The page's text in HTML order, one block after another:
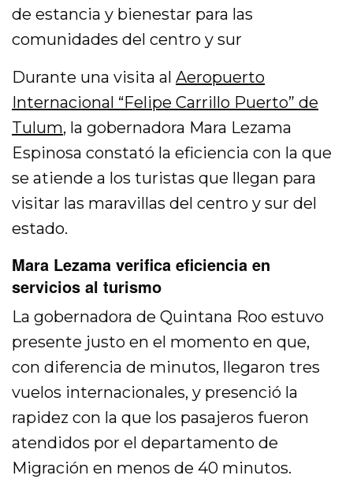
de estancia y bienestar para las
comunidades del centro y sur
Durante una visita alAeropuerto
Internacional “Felipe Carrillo Puerto” de
Tulum, la gobernadora Mara Lezama
Espinosa constató la eficiencia con la que
se atiende a los turistas que llegan para
visitar las maravillas del centro y sur del
estado.
Mara Lezama verifica eficiencia en
servicios al turismo
La gobernadora de Quintana Roo estuvo
presente justo en el momento en que,
con diferencia de minutos, llegaron tres
vuelos internacionales, y presenció la
rapidez con la que los pasajeros fueron
atendidos por el departamento de
Migración en menos de 40 minutos.